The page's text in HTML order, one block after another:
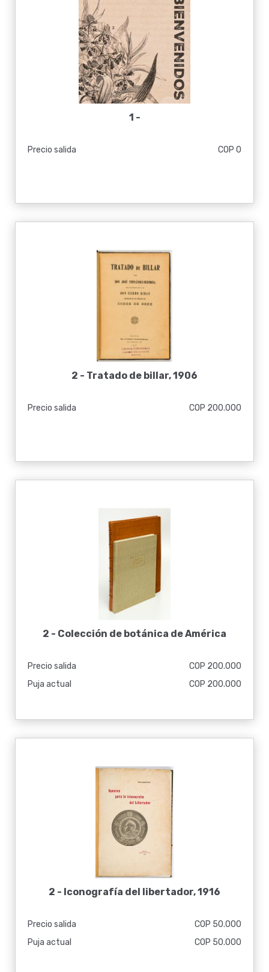
1 -
Precio salida COP 0
2 - Tratado de billar, 1906
Precio salida COP 200.000
2 - Colección de botánica de América
Precio salida
COP 200.000
Puja actual
COP 200.000
2 - Iconografía del libertador, 1916
Precio salida
COP 50.000
Puja actual
COP 50.000